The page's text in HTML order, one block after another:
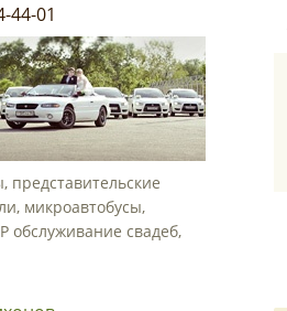
44-01
представительские
микроавтобусы,
обслуживание свадеб,